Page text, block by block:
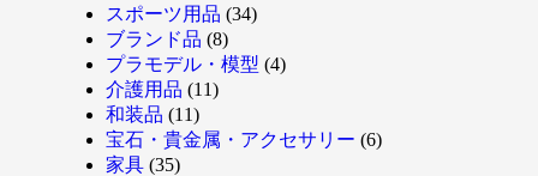
スポーツ用品 (34)
ブランド品 (8)
プラモデル・模型 (4)
介護用品 (11)
和装品 (11)
宝石・貴金属・アクセサリー (6)
家具 (35)